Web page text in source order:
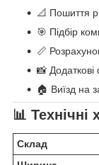
📐 Пошиття
🎯 Підбір
📏
📸
🏠 Виїзд на
📊 Технічні
Склад